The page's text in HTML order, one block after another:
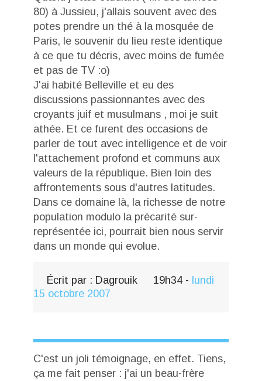
80) à Jussieu, j'allais souvent avec des
potes prendre un thé à la mosquée de
Paris, le souvenir du lieu reste identique
à ce que tu décris, avec moins de fumée
et pas de TV :o)
J'ai habité Belleville et eu des
discussions passionnantes avec des
croyants juif et musulmans , moi je suit
athée. Et ce furent des occasions de
parler de tout avec intelligence et de voir
l'attachement profond et communs aux
valeurs de la république. Bien loin des
affrontements sous d'autres latitudes.
Dans ce domaine là, la richesse de notre
population modulo la précarité sur-
représentée ici, pourrait bien nous servir
dans un monde qui evolue.
Écrit par : Dagrouik 19h34 - lundi
15 octobre 2007
C'est un joli témoignage, en effet. Tiens,
ça me fait penser : j'ai un beau-frère